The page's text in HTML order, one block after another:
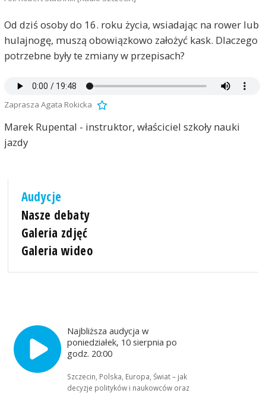
Od dziś osoby do 16. roku życia, wsiadając na rower lub
hulajnogę, muszą obowiązkowo założyć kask. Dlaczego
potrzebne były te zmiany w przepisach?
Zaprasza Agata Rokicka
Marek Rupental - instruktor, właściciel szkoły nauki
jazdy
Audycje
Nasze debaty
Galeria zdjęć
Galeria wideo
Najbliższa audycja w
poniedziałek, 10 sierpnia po
godz. 20:00
Szczecin, Polska, Europa, Świat – jak
decyzje polityków i naukowców oraz